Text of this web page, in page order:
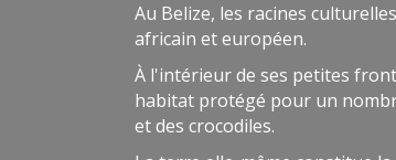
Au Belize, les racines
africain et européen.
À l'intérieur de ses petites
habitat protégé pour un
et des crocodiles.